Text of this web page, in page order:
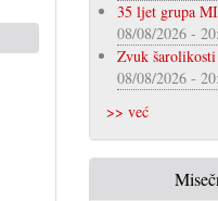
35 ljet grupa
08/08/2026 -
Zvuk šarolikosti
08/08/2026 -
>> već